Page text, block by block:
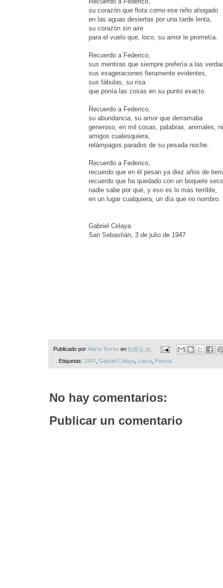
su corazón que flota como ese niño ahogado
en las aguas desiertas por una tarde lenta,
su corazón sin aire
para el vuelo que, loco, su amor le prometía.
Recuerdo a Federico,
sus mentiras que siempre prefería a las
sus exageraciones fieramente evidentes,
sus fábulas, su risa
que ponía las cosas en su punto exacto.
Recuerdo a Federico,
su abundancia, su amor que derramaba
generoso, en mil cosas, palabras, animales,
amigos cualesquiera,
relámpagos parados de su pesada noche.
Recuerdo a Federico,
recuerdo que en él pesan ya diez años de
recuerdo que ha quedado con un boquete
nadie sabe por qué, y eso es lo más terrible,
en un lugar cualquiera, un día que no nombro.
Gabriel Celaya
San Sebastián, 3 de julio de 1947
Publicado por María Torres en 8:00 p. m.
Etiquetas: 1947, Gabriel Celaya, Lorca, Poesía
No hay comentarios:
Publicar un comentario